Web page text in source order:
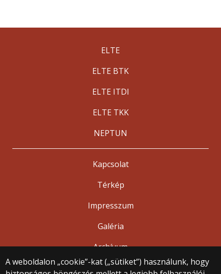
A weboldalon „cookie”-kat („sütiket”) használunk, hogy
ELTE
ELTE BTK
ELTE ITDI
ELTE TKK
NEPTUN
Kapcsolat
Térkép
Impresszum
Galéria
Archívum